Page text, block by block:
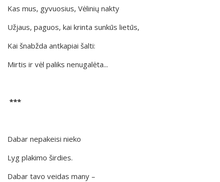
Kas mus, gyvuosius, Vėlinių nakty
Užjaus, paguos, kai krinta sunkūs lietūs,
Kai šnabžda antkapiai šalti:
Mirtis ir vėl paliks nenugalėta...
***
Dabar nepakeisi nieko
Lyg plakimo širdies.
Dabar tavo veidas many –